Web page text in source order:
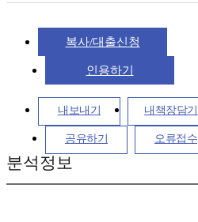
복사/대출신청
인용하기
내보내기 내책장담기
공유하기 오류접수
분석정보